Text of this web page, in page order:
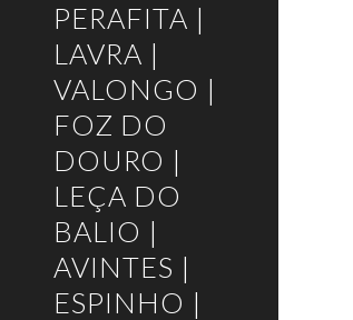
PERAFITA |
LAVRA |
VALONGO |
FOZ DO
DOURO |
LEÇA DO
BALIO |
AVINTES |
ESPINHO |